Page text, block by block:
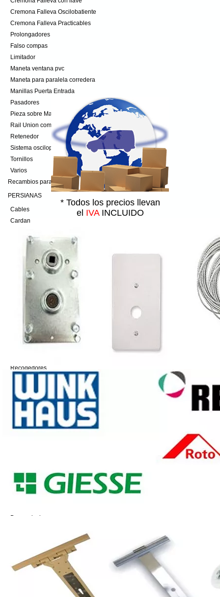
Cremona Falleva Oscilobatiente
Cremona Falleva Practicables
Prolongadores
Falso compas
Limitador
Maneta ventana pvc
Maneta para paralela corredera
Manillas Puerta Entrada
Pasadores
Pieza sobre Marco
Rail Union compas
Retenedor
Sistema osciloparalela
Tornillos
Varios
Recambios para toldos
PERSIANAS
Cables
Cardan
Cintas
Felpa Goma
Mecanismos BGM
Motores y Accesorios
Pasacintas
Recogedores
Soportes
Tirantes
Topes
Tornos BGM y Gaviota
Aluminios Barcelona
BAM
Deceuninck
Hoppe
* Todos los preciosllevan
el IVAINCLUIDO